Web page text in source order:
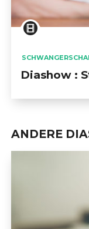
Diashow :
ANDERE